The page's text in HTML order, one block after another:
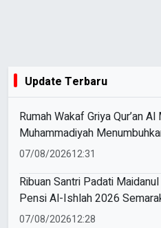
Update Terbaru
Rumah Wakaf Griya Qur’an
Muhammadiyah
Qur’ani di Tingkat Ranting
07/08/202612:31
Ribuan Santri Padati Maidanul
Pensi Al-Ishlah 2026
Warsa ke-4 dan Sambut Santri
07/08/202612:28